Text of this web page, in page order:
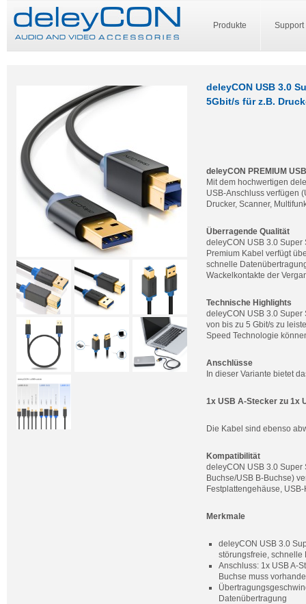
Produkte Support
deleyCON USB 3.0
5Gbit/s für z.B.
deleyCON PREMIUM
Mit dem hochwertigen
USB-Anschluss verfügen
Drucker, Scanner,
Überragende Qualität
deleyCON USB 3.0
Premium Kabel verfügt
schnelle
Wackelkontakte der
Technische Highlights
deleyCON USB 3.0
von bis zu 5 Gbit/s zu
Speed Technologie
Anschlüsse
In dieser Variante bietet
1x USB A-Stecker zu 1x
Die Kabel sind ebenso
Kompatibilität
deleyCON USB 3.0
Buchse/USB B-Buchse)
Festplattengehäuse,
Merkmale
deleyCON USB 3.0
störungsfreie, schnelle
Anschluss: 1x USB A-
Buchse muss
Datenübertragung